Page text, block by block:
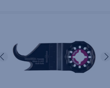
NästaFöregående